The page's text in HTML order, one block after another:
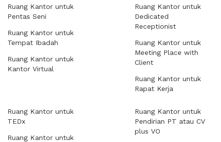
Ruang Kantor untuk
Pentas Seni
Ruang Kantor untuk
Tempat Ibadah
Ruang Kantor untuk
Kantor Virtual
Ruang Kantor untuk
Dedicated
Receptionist
Ruang Kantor untuk
Meeting Place with
Client
Ruang Kantor untuk
Rapat Kerja
Ruang Kantor untuk
TEDx
Ruang Kantor untuk
Ruang Kantor untuk
Pendirian PT atau CV
plus VO